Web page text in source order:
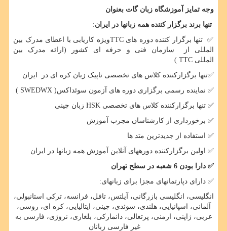
وجه تمایز آموزشگاه زبان گات بعنوان
تنها برند برگزار کننده همه زبانها در ایران:
✅ تنها برگزار کننده دوره های TTCویژه کاریابی با اعطای مدرک بین
المللی از سازمان فنی و حرفه ای کشور (ارائه مدرک بین
المللی TTC
)
✅تنها برگزارکننده کلاس های تخصصی تاپیک زبان کره ای در ایران
✅ نماینده رسمی برگزاری دوره های آزمون سوئداکس( SWEDWX
)
✅ تنها برگزارکننده کلاس های تخصصی HSK زبان چینی
✅ برخورداری از کارشناسان مجرب آموزش
✅ استفاده از جدیدترین متد ها
✅ اولین برگزارکننده دوره­های آنلاین آموزش همه زبانها در ایران
✅ دارا بودن 6 شعبه در سطح تهران
✅ دارای دپارتمانهای مجزا برای زبانهای:
انگلیسی، انگلیسی بازرگانی، آیلتس، تافل، فرانسه، ترکی استانبولی،
آلمانی، اسپانیایی، هلندی، سوئدی، چینی، ایتالیایی، کره ای، روسی،
عربی، ژاپنی، ارمنی، پرتغالی، دانمارکی، بلغاری، نروژی، فارسی به
غیر فارسی زبانان